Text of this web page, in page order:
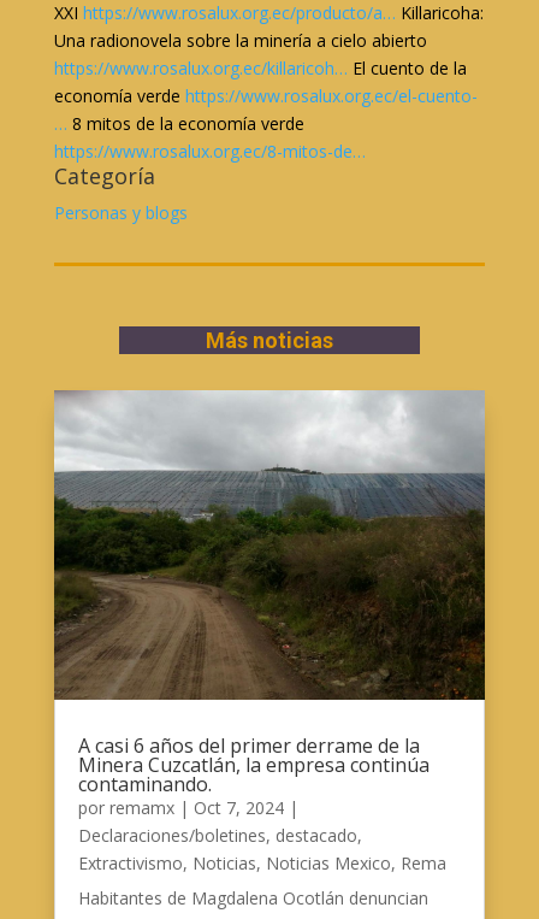
XXI https://www.rosalux.org.ec/producto/a… Killaricoha:
Una radionovela sobre la minería a cielo abierto
https://www.rosalux.org.ec/killaricoh… El cuento de la
economía verde https://www.rosalux.org.ec/el-cuento-
… 8 mitos de la economía verde
https://www.rosalux.org.ec/8-mitos-de…
Categoría
Personas y blogs
Más noticias
A casi 6 años del primer derrame de la
Minera Cuzcatlán, la empresa continúa
contaminando.
por remamx| Oct 7, 2024|
Declaraciones/boletines, destacado,
Extractivismo, Noticias, Noticias Mexico, Rema
Habitantes de Magdalena Ocotlán denuncian